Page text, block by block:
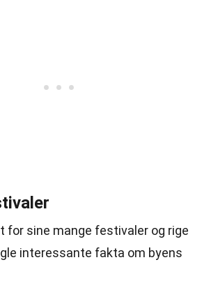
for sine mange festivaler og rige
interessante fakta om byens